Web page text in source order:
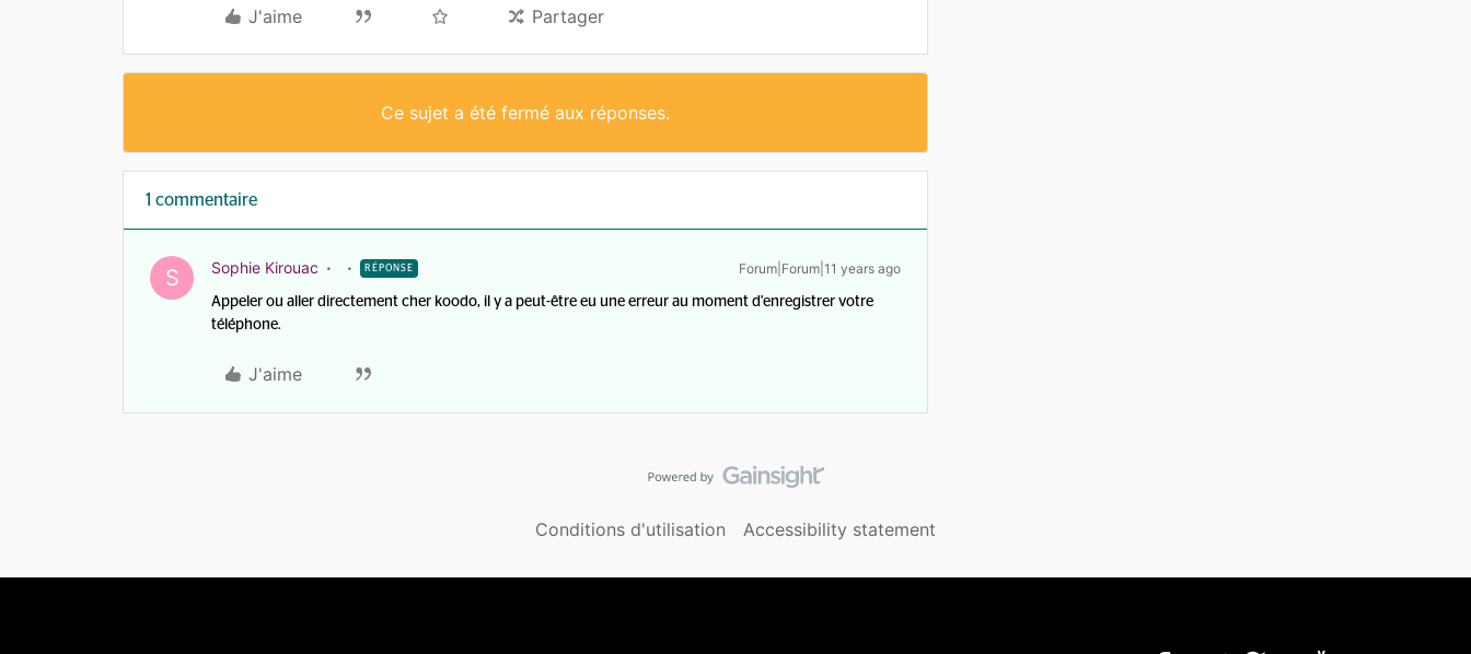
J'aime Partager
Ce sujet a été fermé aux réponses.
1 commentaire
S Sophie Kirouac RÉPONSE Forum|Forum|11 years ago
Appeler ou aller directement cher koodo, il y a peut-être eu une erreur au moment d'enregistrer votre
téléphone.
J'aime
Conditions d'utilisation Accessibility statement